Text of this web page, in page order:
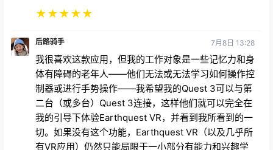
★★★★★
后路骑手 7月8日 13:28
我很喜欢这款应用，但我的工作对象是一些记忆力和身
体有障碍的老年人——他们无法或无法学习如何操作控
制器或进行手势操作——我希望我的Quest 3可以与第
二台（或多台）Quest 3连接，这样他们就可以完全在
我的引导下体验Earthquest VR，并看到我所看到的一
切。如果没有这个功能，Earthquest VR（以及几乎所
有VR应用）仍然只能局限于一小部分有能力和兴趣学